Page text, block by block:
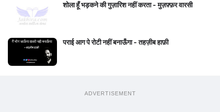
शोला हूँ भड़कने की गुज़ारिश नहीं करता - मुज़फ़्फ़र वारसी
पराई आग पे रोटी नहीं बनाऊँगा - तहज़ीब हाफ़ी
ADVERTISEMENT